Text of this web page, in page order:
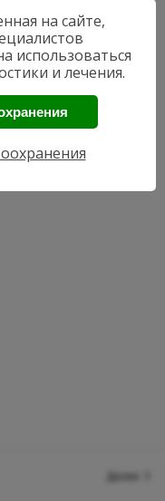
Далее
на сайте,
использоваться
и лечения.